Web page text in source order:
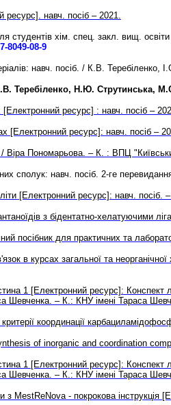
ресурс]. навч. посіб – 2021.
студентів хім. спец. закл. вищ.
8049-08-9
навч. посіб. / К.В. Теребіленко,
Теребіленко, Н.Ю. Струтинська,
ресурс] : навч. посіб –
[Електронний ресурс]: навч. посіб –
/ Віра Пономарьова. – К. : ВПЦ
сполук: навч. посіб. 2-ге
[Електронний ресурс]: навч. посіб.
з бідентатно-хелатуючими
посібник для практичних та
в курсах загальної та
1 [Електронний ресурс]: Конспект
Шевченка. – К.: КНУ імені Тараса
координації
of inorganic and coordination
1 [Електронний ресурс]: Конспект
Шевченка. – К.: КНУ імені Тараса
з MestReNova - покрокова інструкція